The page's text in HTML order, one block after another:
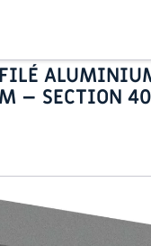
– SECTION